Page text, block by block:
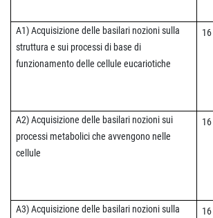
A1) Acquisizione delle basilari nozioni sulla
struttura e sui processi di base di
funzionamento delle cellule eucariotiche
16
A2) Acquisizione delle basilari nozioni sui
processi metabolici che avvengono nelle
cellule
16
A3) Acquisizione delle basilari nozioni sulla
16